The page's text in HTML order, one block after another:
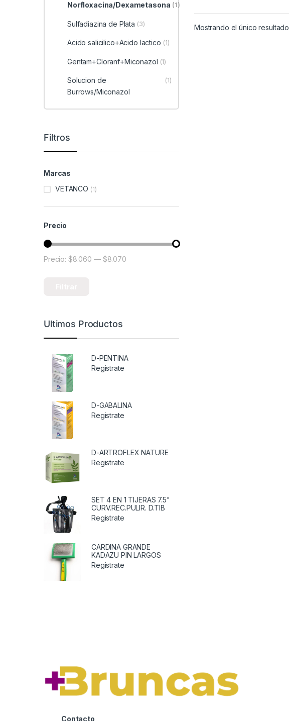
Mostrando el único resultado
Norfloxacina/Dexametasona (1)
Sulfadiazina de Plata (3)
Acido salicilico+Acido lactico (1)
Gentam+Cloranf+Miconazol (1)
Solucion de
Burrows/Miconazol
(1)
Filtros
Marcas
VETANCO (1)
Precio
Precio mínimo
Precio máximo
Precio: $8.060 — $8.070
Ultimos Productos
D-PENTINA
Registrate
D-GABALINA
Registrate
D-ARTROFLEX NATURE
Registrate
SET 4 EN 1 TIJERAS 7.5"
CURV.REC.PULIR. D.TIB
Registrate
CARDINA GRANDE
KADAZU PIN LARGOS
Registrate
Contacto